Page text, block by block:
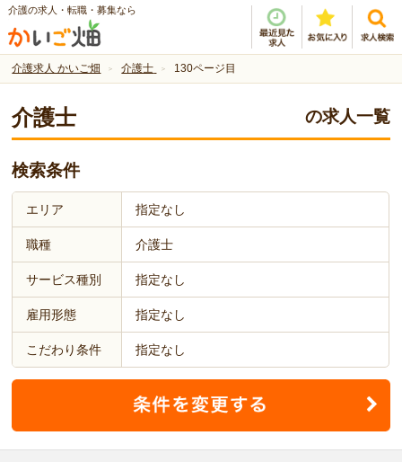
介護の求人・転職・募集なら
介護求人 かいご畑 介護士 130ページ目
介護士 の求人一覧
検索条件
エリア 指定なし
職種 介護士
サービス種別 指定なし
雇用形態 指定なし
こだわり条件 指定なし